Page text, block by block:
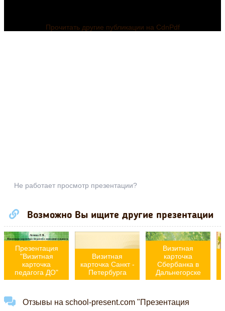
Прочитать другие публикации на CdnPdf
Не работает просмотр презентации?
Возможно Вы ищите другие презентации
Презентация
"Визитная
карточка
педагога ДО"
Визитная
карточка Санкт -
Петербурга
Визитная
карточка
Сбербанка в
Дальнегорске
Отзывы на school-present.com "Презентация